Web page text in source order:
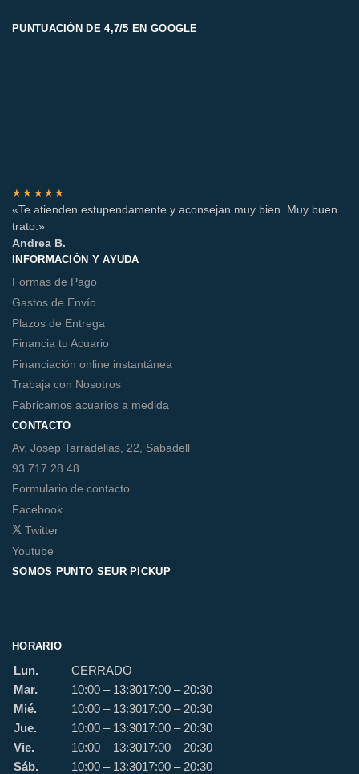
PUNTUACIÓN DE 4,7/5 EN GOOGLE
★★★★★
«Te atienden estupendamente y aconsejan muy bien. Muy buen
trato.»
Andrea B.
INFORMACIÓN Y AYUDA
Formas de Pago
Gastos de Envío
Plazos de Entrega
Financia tu Acuario
Financiación online instantánea
Trabaja con Nosotros
Fabricamos acuarios a medida
CONTACTO
Av. Josep Tarradellas, 22, Sabadell
93 717 28 48
Formulario de contacto
Facebook
Twitter
Youtube
SOMOS PUNTO SEUR PICKUP
HORARIO
Lun.
CERRADO
Mar.
10:00 – 13:3017:00 – 20:30
Mié.
10:00 – 13:3017:00 – 20:30
Jue.
10:00 – 13:3017:00 – 20:30
Vie.
10:00 – 13:3017:00 – 20:30
Sáb.
10:00 – 13:3017:00 – 20:30